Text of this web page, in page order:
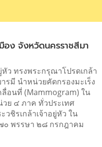
ง จังหวัดนครราชสีมา
หัว ทรงพระกรุณาโปรดเกล้า
มี นำหน่วยคัดกรองมะเร็ง
ลื่อนที่ (Mammogram) ใน
ย ๔ ภาค ทั่วประเทศ
วชิรเกล้าเจ้าอยู่หัว ใน
๐ พรรษา ๒๘ กรกฎาคม